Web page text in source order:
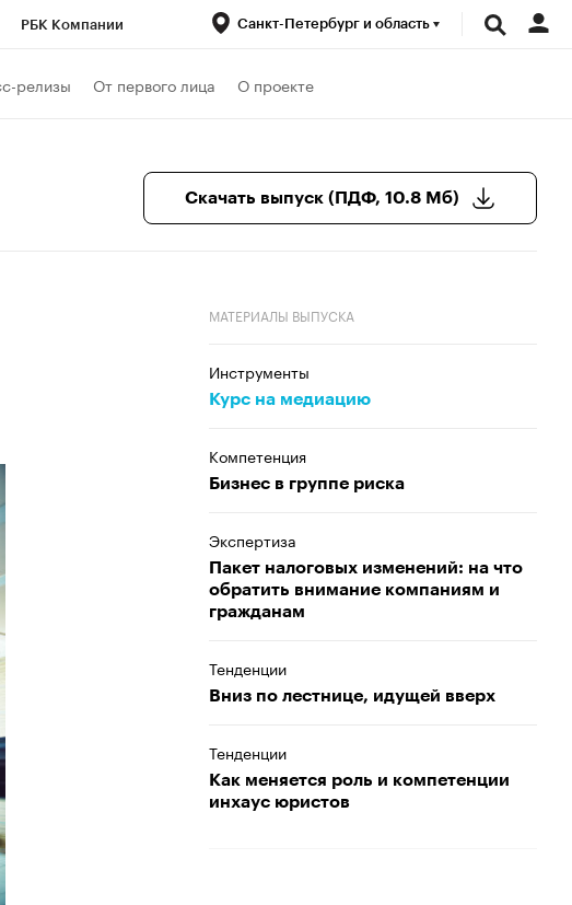
РБК Компании
Спецпроекты
Санкт-Петербург и область
релизы От первого лица О проекте
Скачать выпуск (ПДФ, 10.8 Мб)
МАТЕРИАЛЫ ВЫПУСКА
Инструменты
Курс на медиацию
Компетенция
Бизнес в группе риска
Экспертиза
Пакет налоговых изменений: на что
обратить внимание компаниям и
гражданам
Тенденции
Вниз по лестнице, идущей вверх
Тенденции
Как меняется роль и компетенции
инхаус юристов